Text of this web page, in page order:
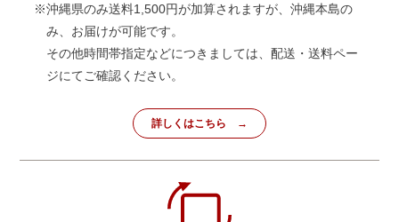
※沖縄県のみ送料1,500円が加算されますが、沖縄本島の
み、お届けが可能です。
その他時間帯指定などにつきましては、配送・送料ペー
ジにてご確認ください。
詳しくはこちら